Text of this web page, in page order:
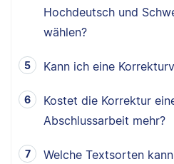
Hochdeutsch und
wählen?
Kann ich eine
Kostet die Korrektur
Abschlussarbeit mehr?
Welche Textsorten